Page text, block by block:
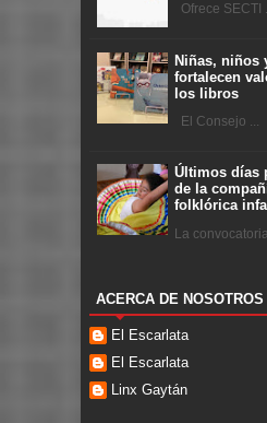
Ofrece SECTI
Niñas, niños
fortalecen
los libros
El Consejo ...
Últimos días
de la
folklórica
La
ACERCA DE NOSOTROS
El Escarlata
El Escarlata
Linx Gaytán